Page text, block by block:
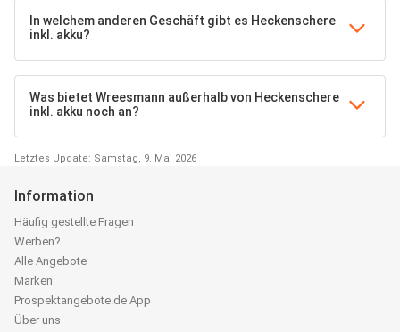
In welchem anderen Geschäft gibt es Heckenschere
inkl. akku?
Was bietet Wreesmann außerhalb von Heckenschere
inkl. akku noch an?
Letztes Update: Samstag, 9. Mai 2026
Information
Häufig gestellte Fragen
Werben?
Alle Angebote
Marken
Prospektangebote.de App
Über uns